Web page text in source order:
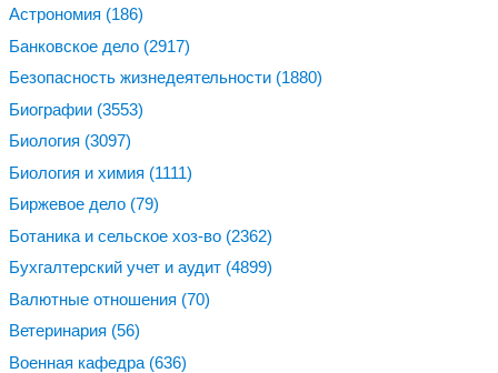
Астрономия (186)
Банковское дело (2917)
Безопасность жизнедеятельности (1880)
Биографии (3553)
Биология (3097)
Биология и химия (1111)
Биржевое дело (79)
Ботаника и сельское хоз-во (2362)
Бухгалтерский учет и аудит (4899)
Валютные отношения (70)
Ветеринария (56)
Военная кафедра (636)